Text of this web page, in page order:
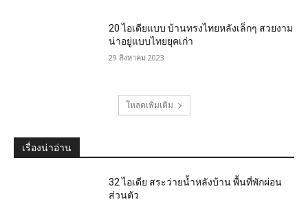
20 ไอเดียแบบ บ้านทรงไทยหลังเล็กๆ สวยงาม
น่าอยู่แบบไทยยุคเก่า
29 สิงหาคม 2023
โหลดเพิ่มเติม
เรื่องน่าอ่าน
32 ไอเดีย สระว่ายน้ำหลังบ้าน พื้นที่พักผ่อน
ส่วนตัว